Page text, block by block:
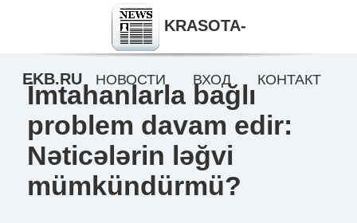
İmtahanlarla bağlı
problem davam edir:
Nəticələrin ləğvi
mümkündürmü?
KRASOTA-
EKB.RU НОВОСТИ ВХОД КОНТАКТ